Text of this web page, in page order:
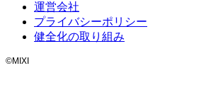
運営会社
プライバシーポリシー
健全化の取り組み
©MIXI